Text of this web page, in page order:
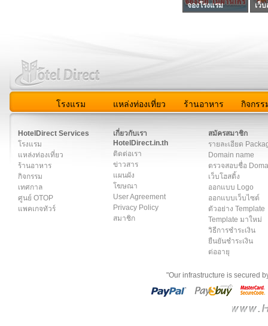
จองโรงแรม เว็
โรงแรม แหล่งท่องเที่ยว ร้านอาหาร กิจกรร
HotelDirect Services
โรงแรม
แหล่งท่องเที่ยว
ร้านอาหาร
กิจกรรม
เทศกาล
ศูนย์ OTOP
แพคเกจทัวร์
เกี่ยวกับเรา
HotelDirect.in.th
ติดต่อเรา
ข่าวสาร
แผนผัง
โฆษณา
User Agreement
Privacy Policy
สมาชิก
สมัครสมาชิก
รายละเอียด
Domain name
ตรวจสอบชื่อ
เว็บโฮสติ้ง
ออกแบบ Logo
ออกแบบเว็บไซต์
ตัวอย่าง Template
Template มาใหม่
วิธีการชำระเงิน
ยืนยันชำระเงิน
ต่ออายุ
"Our infrastructure is secured